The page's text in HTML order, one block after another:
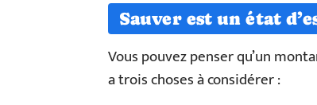
Sauver est un état
Vous pouvez penser qu’un
a trois choses à considérer :